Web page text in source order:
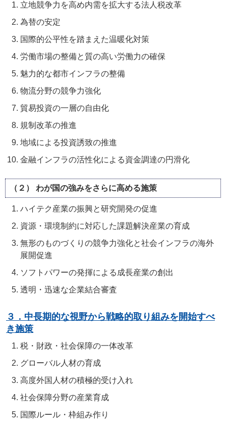
立地競争力を高め内需を拡大する法人税改革
為替の安定
国際的公平性を踏まえた温暖化対策
労働市場の整備と質の高い労働力の確保
魅力的な都市インフラの整備
物流分野の競争力強化
貿易投資の一層の自由化
規制改革の推進
地域による投資誘致の推進
金融インフラの活性化による資金調達の円滑化
（２） わが国の強みをさらに高める施策
ハイテク産業の振興と研究開発の促進
資源・環境制約に対応した課題解決産業の育成
無形のものづくりの競争力強化と社会インフラの海外
展開促進
ソフトパワーの発揮による成長産業の創出
透明・迅速な企業結合審査
３．中長期的な視野から戦略的取り組みを開始すべ
き施策
税・財政・社会保障の一体改革
グローバル人材の育成
高度外国人材の積極的受け入れ
社会保障分野の産業育成
国際ルール・枠組み作り